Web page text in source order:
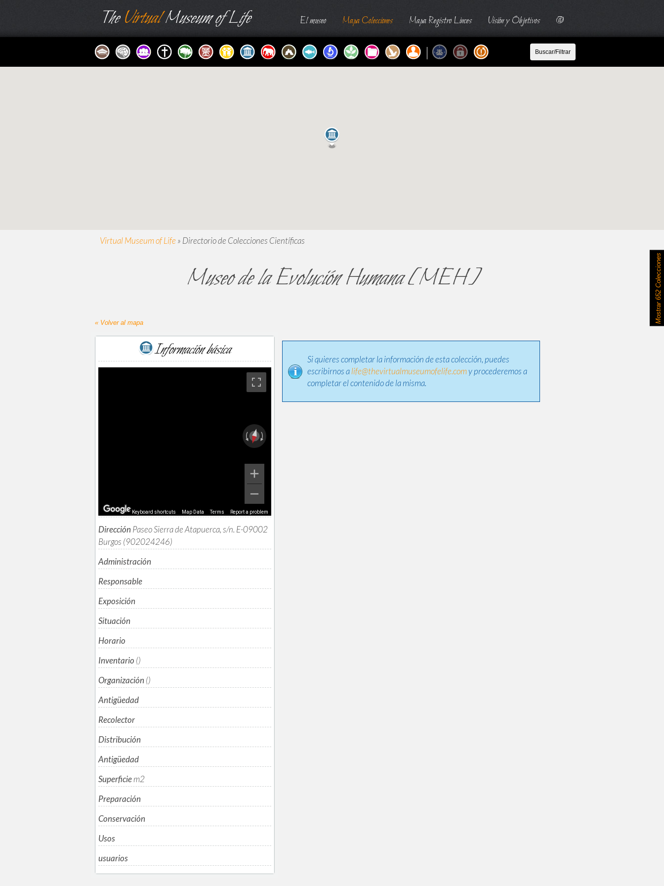
TheVirtualMuseum of Life El museo Mapa Colecciones Mapa Registro Linces Visión y Objetivos @
Mostrar
652 Colecciones
Virtual Museum of Life » Directorio de Colecciones Científicas
Museo de la Evolución Humana [MEH]
« Volver al mapa
Información básica
Keyboard shortcuts Map Data Terms Report a problem
Dirección Paseo Sierra de Atapuerca, s/n. E-09002
Burgos (902024246)
Administración
Responsable
Exposición
Situación
Horario
Inventario ()
Organización ()
Antigüedad
Recolector
Distribución
Antigüedad
Superficiem2
Preparación
Conservación
Usos
usuarios
Si quieres completar la información de esta colección, puedes
escribirnos alife@thevirtualmuseumofelife.comy procederemos a
completar el contenido de la misma.